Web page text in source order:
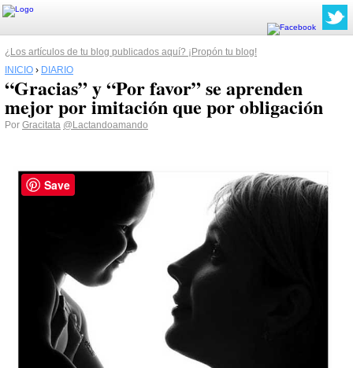
¿Los artículos de tu blog publicados aquí? ¡Propón tu blog!
INICIO › DIARIO
“Gracias” y “Por favor” se aprenden
mejor por imitación que por obligación
Por Gracitata @Lactandoamando
Save